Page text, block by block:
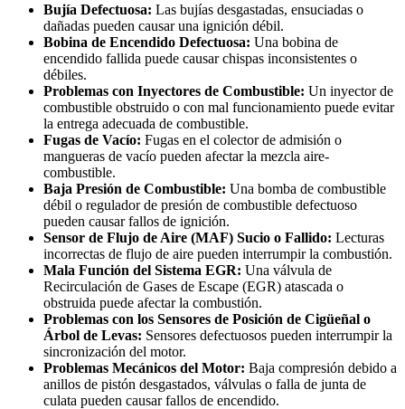
Bujía Defectuosa: Las bujías desgastadas, ensuciadas o
dañadas pueden causar una ignición débil.
Bobina de Encendido Defectuosa: Una bobina de
encendido fallida puede causar chispas inconsistentes o
débiles.
Problemas con Inyectores de Combustible: Un inyector de
combustible obstruido o con mal funcionamiento puede evitar
la entrega adecuada de combustible.
Fugas de Vacío: Fugas en el colector de admisión o
mangueras de vacío pueden afectar la mezcla aire-
combustible.
Baja Presión de Combustible: Una bomba de combustible
débil o regulador de presión de combustible defectuoso
pueden causar fallos de ignición.
Sensor de Flujo de Aire (MAF) Sucio o Fallido: Lecturas
incorrectas de flujo de aire pueden interrumpir la combustión.
Mala Función del Sistema EGR: Una válvula de
Recirculación de Gases de Escape (EGR) atascada o
obstruida puede afectar la combustión.
Problemas con los Sensores de Posición de Cigüeñal o
Árbol de Levas: Sensores defectuosos pueden interrumpir la
sincronización del motor.
Problemas Mecánicos del Motor: Baja compresión debido a
anillos de pistón desgastados, válvulas o falla de junta de
culata pueden causar fallos de encendido.